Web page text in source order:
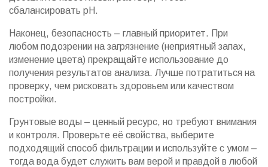
сбалансировать pH.
Наконец, безопасность – главный приоритет. При
любом подозрении на загрязнение (неприятный запах,
изменение цвета) прекращайте использование до
получения результатов анализа. Лучше потратиться на
проверку, чем рисковать здоровьем или качеством
постройки.
Грунтовые воды – ценный ресурс, но требуют внимания
и контроля. Проверьте её свойства, выберите
подходящий способ фильтрации и используйте с умом –
тогда вода будет служить вам верой и правдой в любой